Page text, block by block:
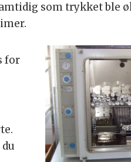
som trykket ble
for